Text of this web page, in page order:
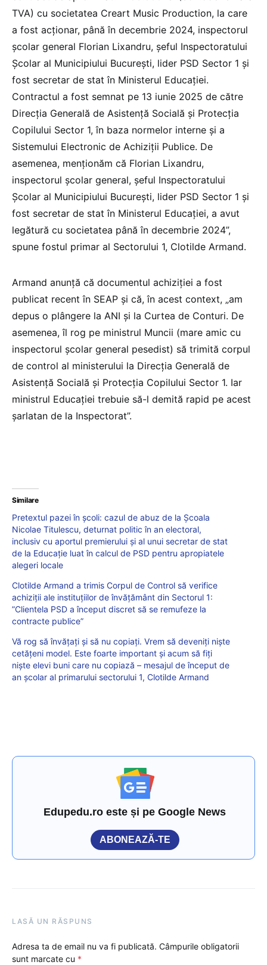
TVA) cu societatea Creart Music Production, la care
a fost acționar, până în decembrie 2024, inspectorul
școlar general Florian Lixandru, șeful Inspectoratului
Școlar al Municipiului București, lider PSD Sector 1 și
fost secretar de stat în Ministerul Educației.
Contractul a fost semnat pe 13 iunie 2025 de către
Direcția Generală de Asistență Socială și Protecția
Copilului Sector 1, în baza normelor interne și a
Sistemului Electronic de Achiziții Publice. De
asemenea, menționăm că Florian Lixandru,
inspectorul școlar general, șeful Inspectoratului
Școlar al Municipiului București, lider PSD Sector 1 și
fost secretar de stat în Ministerul Educației, a avut
legătură cu societatea până în decembrie 2024”,
spune fostul primar al Sectorului 1, Clotilde Armand.
Armand anunță că documentul achiziției a fost
publicat recent în SEAP și că, în acest context, „am
depus o plângere la ANI și la Curtea de Conturi. De
asemenea, îl rog pe ministrul Muncii (mare amic cu
inspectorul școlar general pesedist) să trimită corpul
de control al ministerului la Direcția Generală de
Asistență Socială și Protecția Copilului Sector 1. Iar
ministrul Educației trebuie să-l demită rapid pe acest
șarlatan de la Inspectorat”.
Similare
Pretextul pazei în școli: cazul de abuz de la Școala
Nicolae Titulescu, deturnat politic în an electoral,
inclusiv cu aportul premierului și al unui secretar de stat
de la Educație luat în calcul de PSD pentru apropiatele
alegeri locale
Clotilde Armand a trimis Corpul de Control să verifice
achiziții ale instituțiilor de învățământ din Sectorul 1:
”Clientela PSD a început discret să se remufeze la
contracte publice”
Vă rog să învățați și să nu copiați. Vrem să deveniți niște
cetățeni model. Este foarte important și acum să fiți
niște elevi buni care nu copiază – mesajul de început de
an școlar al primarului sectorului 1, Clotilde Armand
Edupedu.ro este și pe Google News
ABONEAZĂ-TE
LASĂ UN RĂSPUNS
Adresa ta de email nu va fi publicată. Câmpurile obligatorii
sunt marcate cu *